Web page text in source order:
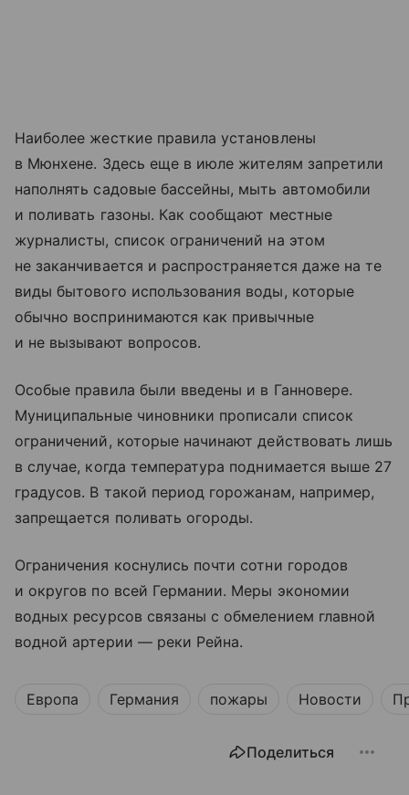
Наиболее жесткие правила установлены
в Мюнхене. Здесь еще в июле жителям запретили
наполнять садовые бассейны, мыть автомобили
и поливать газоны. Как сообщают местные
журналисты, список ограничений на этом
не заканчивается и распространяется даже на те
виды бытового использования воды, которые
обычно воспринимаются как привычные
и не вызывают вопросов.
Особые правила были введены и в Ганновере.
Муниципальные чиновники прописали список
ограничений, которые начинают действовать лишь
в случае, когда температура поднимается выше 27
градусов. В такой период горожанам, например,
запрещается поливать огороды.
Ограничения коснулись почти сотни городов
и округов по всей Германии. Меры экономии
водных ресурсов связаны с обмелением главной
водной артерии — реки Рейна.
Европа Германия пожары Новости
Поделиться